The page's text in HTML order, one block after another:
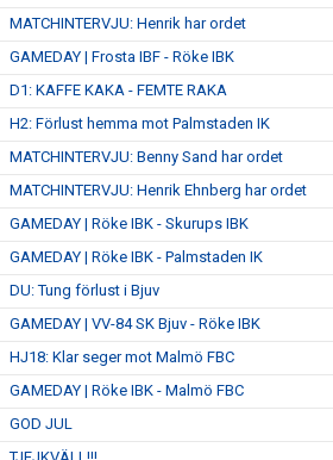
MATCHINTERVJU: Henrik har ordet
GAMEDAY | Frosta IBF - Röke IBK
D1: KAFFE KAKA - FEMTE RAKA
H2: Förlust hemma mot Palmstaden IK
MATCHINTERVJU: Benny Sand har ordet
MATCHINTERVJU: Henrik Ehnberg har ordet
GAMEDAY | Röke IBK - Skurups IBK
GAMEDAY | Röke IBK - Palmstaden IK
DU: Tung förlust i Bjuv
GAMEDAY | VV-84 SK Bjuv - Röke IBK
HJ18: Klar seger mot Malmö FBC
GAMEDAY | Röke IBK - Malmö FBC
GOD JUL